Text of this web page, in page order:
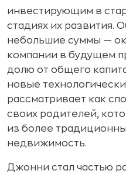
инвестирующим в
стадиях их развития.
небольшие суммы —
компании в будущем
долю от общего
новые
рассматривает как
своих родителей,
из более
недвижимость.
Джонни стал частью